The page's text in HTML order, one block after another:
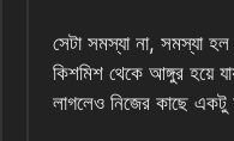
সেটা সমস্যা না, সমস্যা
কিশমিশ থেকে আঙ্গুর হয়ে
লাগলেও নিজের কাছে